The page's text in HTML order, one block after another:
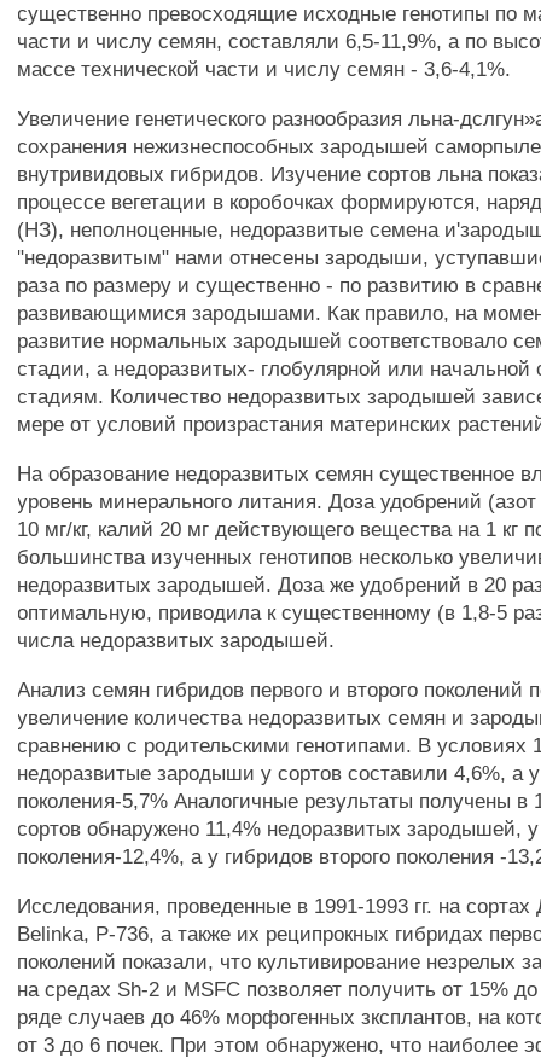
существенно превосходящие исходные генотипы по
части и числу семян, составляли 6,5-11,9%, а по
массе технической части и числу семян - 3,6-4,1%.
Увеличение генетического разнообразия льна-
сохранения нежизнеспособных зародышей
внутривидовых гибридов. Изучение сортов льна
процессе вегетации в коробочках формируются,
(НЗ), неполноценные, недоразвитые семена
"недоразвитым" нами отнесены зародыши,
раза по размеру и существенно - по развитию в
развивающимися зародышами. Как правило, на
развитие нормальных зародышей соответствовало
стадии, а недоразвитых- глобулярной или начальной
стадиям. Количество недоразвитых зародышей
мере от условий произрастания материнских
На образование недоразвитых семян существенное
уровень минерального литания. Доза удобрений
10 мг/кг, калий 20 мг действующего вещества на 1 кг
большинства изученных генотипов несколько
недоразвитых зародышей. Доза же удобрений в 20
оптимальную, приводила к существенному (в 1,8-5
числа недоразвитых зародышей.
Анализ семян гибридов первого и второго поколений
увеличение количества недоразвитых семян и
сравнению с родительскими генотипами. В условиях
недоразвитые зародыши у сортов составили 4,6%, а
поколения-5,7% Аналогичные результаты получены в
сортов обнаружено 11,4% недоразвитых зародышей,
поколения-12,4%, а у гибридов второго поколения -
Исследования, проведенные в 1991-1993 гг. на
Belinka, Р-736, а также их реципрокных гибридах
поколений показали, что культивирование незрелых
на средах Sh-2 и MSFC позволяет получить от 15%
ряде случаев до 46% морфогенных зксплантов, на
от 3 до 6 почек. При этом обнаружено, что наиболее